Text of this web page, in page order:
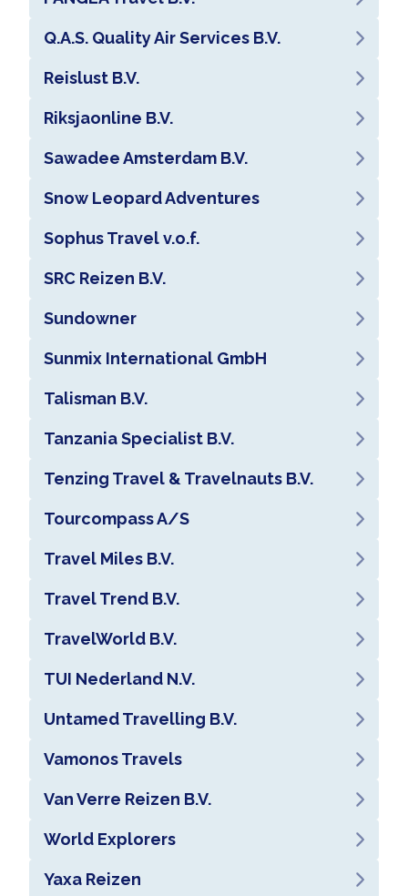
Q.A.S. Quality Air Services B.V.
Reislust B.V.
Riksjaonline B.V.
Sawadee Amsterdam B.V.
Snow Leopard Adventures
Sophus Travel v.o.f.
SRC Reizen B.V.
Sundowner
Sunmix International GmbH
Talisman B.V.
Tanzania Specialist B.V.
Tenzing Travel & Travelnauts B.V.
Tourcompass A/S
Travel Miles B.V.
Travel Trend B.V.
TravelWorld B.V.
TUI Nederland N.V.
Untamed Travelling B.V.
Vamonos Travels
Van Verre Reizen B.V.
World Explorers
Yaxa Reizen